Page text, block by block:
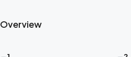
Overview